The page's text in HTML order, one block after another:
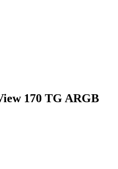
170 TG ARGB